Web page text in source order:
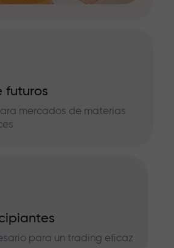
futuros
mercados de materias
para un trading eficaz